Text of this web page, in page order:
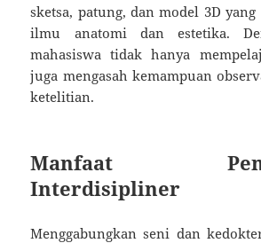
sketsa, patung, dan model 3D yang
ilmu anatomi dan estetika.
mahasiswa tidak hanya
juga mengasah kemampuan
ketelitian.
Manfaat
Interdisipliner
Menggabungkan seni dan